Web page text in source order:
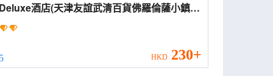
酒店(天津友誼武清百貨佛羅倫薩小鎮
HKD 230+